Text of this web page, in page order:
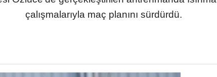
çalışmalarıyla maç planını sürdürdü.